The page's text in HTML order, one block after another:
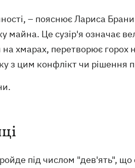
– пояснює Лариса
майна. Це сузір'я означає
хмарах, перетворює горох
з цим конфлікт чи рішення
під числом "дев'ять", що